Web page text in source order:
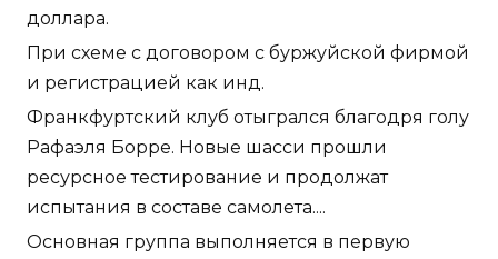
доллара.
При схеме с договором с буржуйской фирмой
и регистрацией как инд.
Франкфуртский клуб отыгрался благодря голу
Рафаэля Борре. Новые шасси прошли
ресурсное тестирование и продолжат
испытания в составе самолета....
Основная группа выполняется в первую